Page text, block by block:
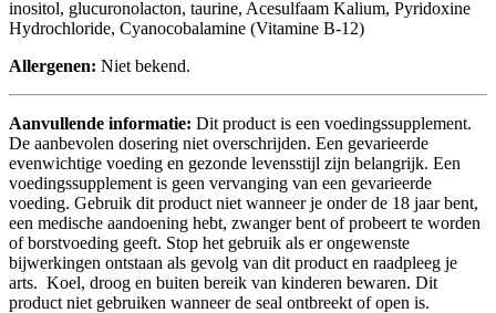
inositol, glucuronolacton, taurine, Acesulfaam Kalium, Pyridoxine
Hydrochloride, Cyanocobalamine (Vitamine B-12)
Allergenen: Niet bekend.
Aanvullende informatie: Dit product is een voedingssupplement.
De aanbevolen dosering niet overschrijden. Een gevarieerde
evenwichtige voeding en gezonde levensstijl zijn belangrijk. Een
voedingssupplement is geen vervanging van een gevarieerde
voeding. Gebruik dit product niet wanneer je onder de 18 jaar bent,
een medische aandoening hebt, zwanger bent of probeert te worden
of borstvoeding geeft. Stop het gebruik als er ongewenste
bijwerkingen ontstaan als gevolg van dit product en raadpleeg je
arts. Koel, droog en buiten bereik van kinderen bewaren. Dit
product niet gebruiken wanneer de seal ontbreekt of open is.